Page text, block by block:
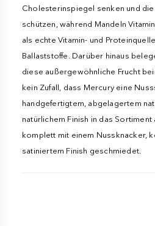
Cholesterinspiegel senken und
schützen, während Mandeln
als echte Vitamin- und
Ballaststoffe. Darüber hinaus
diese außergewöhnliche Frucht
kein Zufall, dass Mercury eine
handgefertigtem, abgelagertem
natürlichem Finish in das Sortiment
komplett mit einem Nussknacker,
satiniertem Finish geschmiedet.